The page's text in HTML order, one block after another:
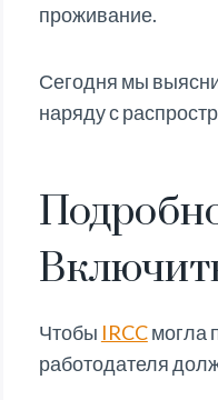
проживание.
Сегодня мы
наряду с
Чтобы IRCCмогла
работодателя